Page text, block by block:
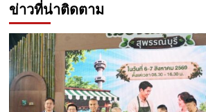
ข่าวที่น่าติดตาม